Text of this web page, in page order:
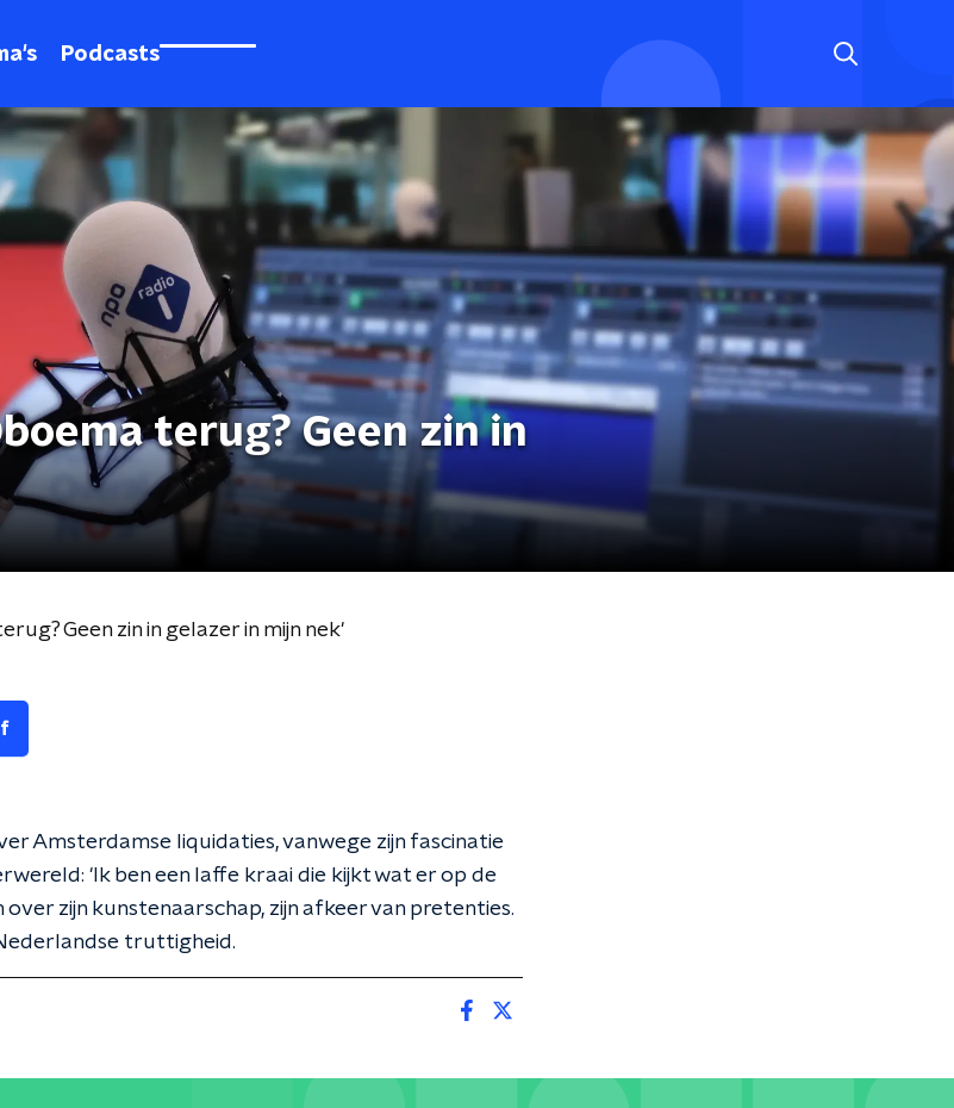
Podcasts
terug? Geen zin in
Geen zin in gelazer in mijn nek'
Amsterdamse liquidaties, vanwege zijn fascinatie
'Ik ben een laffe kraai die kijkt wat er op de
over zijn kunstenaarschap, zijn afkeer van pretenties.
truttigheid.